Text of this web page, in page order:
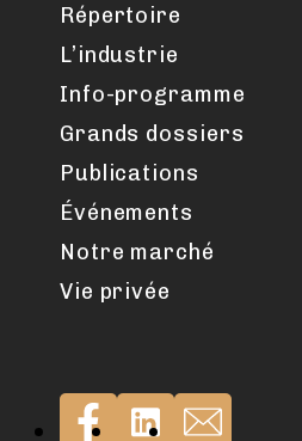
Répertoire
L’industrie
Info-programme
Grands dossiers
Publications
Événements
Notre marché
Vie privée